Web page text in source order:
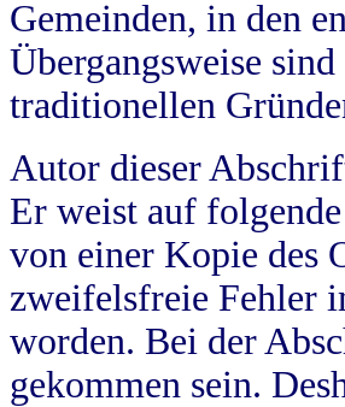
Gemeinden, in den
Übergangsweise
traditionellen
Autor dieser
Er weist auf
von einer Kopie des
zweifelsfreie Fehler
worden. Bei der
gekommen sein.